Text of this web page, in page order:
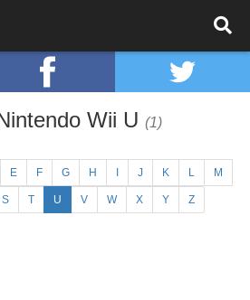
Wii U (1)
E F G H J K L M
S T U V W X Y Z